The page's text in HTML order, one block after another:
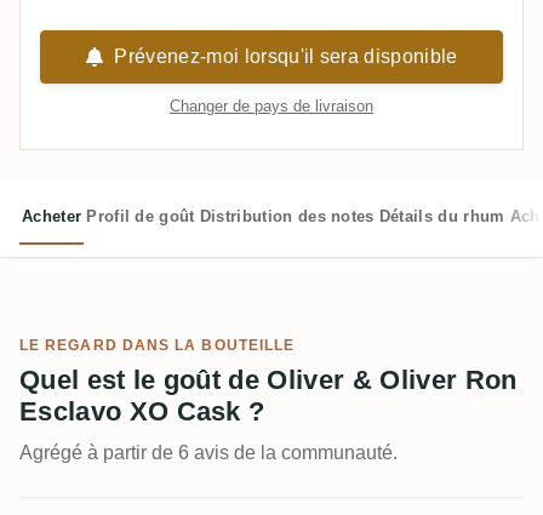
Prévenez-moi lorsqu'il sera disponible
Changer de pays de livraison
Acheter Profil de goût Distribution des notes Détails du rhum
LE REGARD DANS LA BOUTEILLE
Quel est le goût de Oliver & Oliver Ron
Esclavo XO Cask ?
Agrégé à partir de 6 avis de la communauté.